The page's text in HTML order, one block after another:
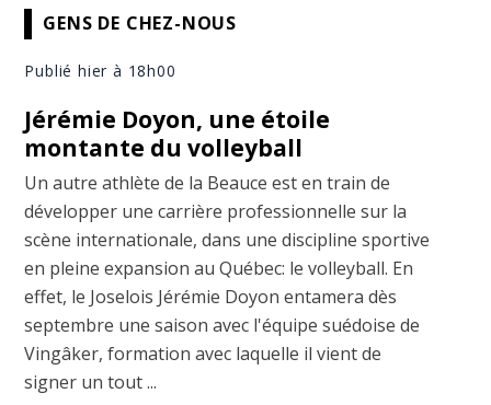
GENS DE CHEZ-NOUS
Publié hier à 18h00
Jérémie Doyon, une étoile
montante du volleyball
Un autre athlète de la Beauce est en train de
développer une carrière professionnelle sur la
scène internationale, dans une discipline sportive
en pleine expansion au Québec: le volleyball. En
effet, le Joselois Jérémie Doyon entamera dès
septembre une saison avec l'équipe suédoise de
Vingâker, formation avec laquelle il vient de
signer un tout ...